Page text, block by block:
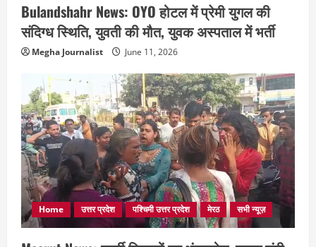
Bulandshahr News: OYO होटल में प्रेमी युगल की
संदिग्ध स्थिति, युवती की मौत, युवक अस्पताल में भर्ती
Megha Journalist June 11, 2026
Home उत्तर प्रदेश पश्चिमी उत्तर प्रदेश मेरठ सभी न्यूज़